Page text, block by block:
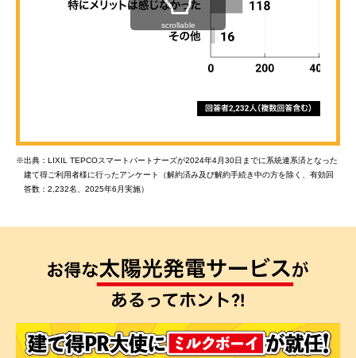
scrollable
※出典：LIXIL TEPCOスマートパートナーズが2024年4月30日までに系統連系済となった
建て得ご利用者様に行ったアンケート（解約済み及び解約手続き中の方を除く、有効回
答数：2,232名、2025年6月実施）